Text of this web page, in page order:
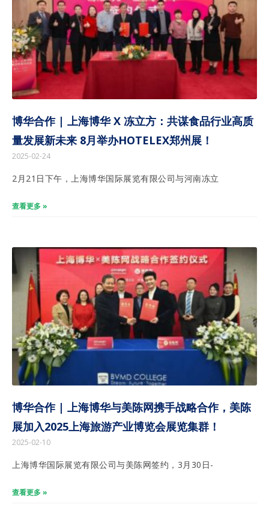
博华合作 | 上海博华 X 冻立方：共谋食品行业高质
量发展新未来 8月举办HOTELEX郑州展！
2025-02-24
2月21日下午，上海博华国际展览有限公司与河南冻立
查看更多 »
博华合作 | 上海博华与美陈网携手战略合作，美陈
展加入2025上海旅游产业博览会展览集群！
2025-02-10
上海博华国际展览有限公司与美陈网签约，3月30日-
查看更多 »